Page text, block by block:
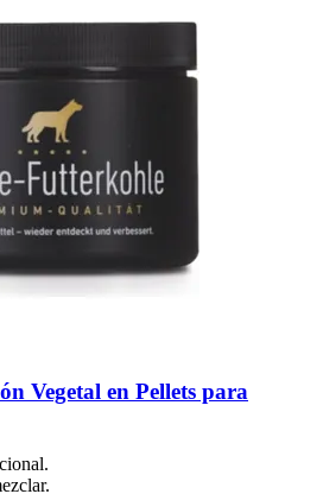
Vegetal en Pellets para